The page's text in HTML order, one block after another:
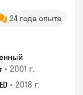
24 года опыта
• 2001 г.
• 2018 г.